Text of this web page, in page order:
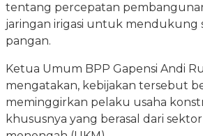
tentang percepatan
jaringan irigasi untuk mendukung
pangan.
Ketua Umum BPP Gapensi Andi
mengatakan, kebijakan tersebut
meminggirkan pelaku usaha
khususnya yang berasal dari